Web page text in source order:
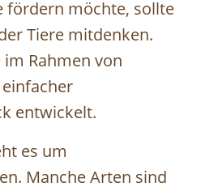
fördern möchte, sollte
Tiere mitdenken.
Rahmen von
einfacher
entwickelt.
es um
Manche Arten sind